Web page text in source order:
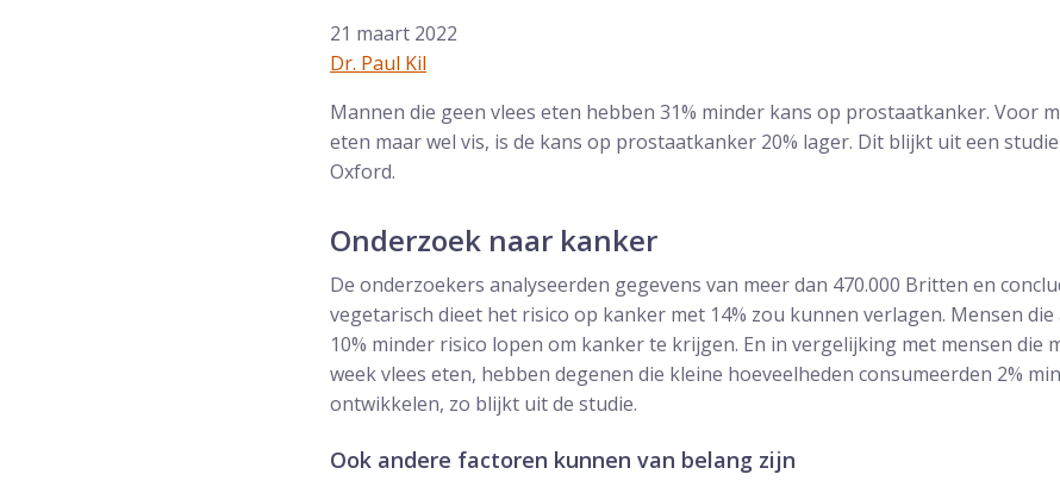
21 maart 2022
Dr. Paul Kil
Mannen die geen vlees eten hebben 31% minder kans op prostaatkanker. Voor
eten maar wel vis, is de kans op prostaatkanker 20% lager. Dit blijkt uit een
Oxford.
Onderzoek naar kanker
De onderzoekers analyseerden gegevens van meer dan 470.000 Britten en
vegetarisch dieet het risico op kanker met 14% zou kunnen verlagen. Mensen
10% minder risico lopen om kanker te krijgen. En in vergelijking met mensen die
week vlees eten, hebben degenen die kleine hoeveelheden consumeerden 2%
ontwikkelen, zo blijkt uit de studie.
Ook andere factoren kunnen van belang zijn